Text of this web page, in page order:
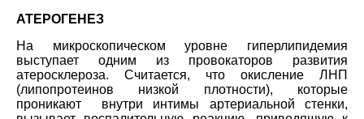
АТЕРОГЕНЕЗ
На микроскопическом уровне гиперлипидемия
выступает одним из провокаторов развития
атеросклероза. Считается, что окисление ЛНП
(липопротеинов низкой плотности), которые
проникают внутри интимы артериальной стенки,